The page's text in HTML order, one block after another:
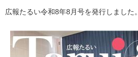
広報たるい令和8年8月号を発行しました。